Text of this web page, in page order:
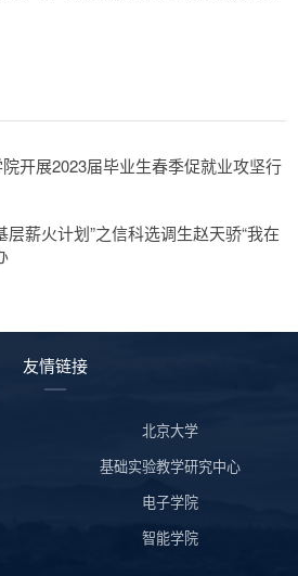
开展2023届毕业生春季促就业攻坚行
薪火计划”之信科选调生赵天骄“我在
友情链接
北京大学
基础实验教学研究中心
电子学院
智能学院